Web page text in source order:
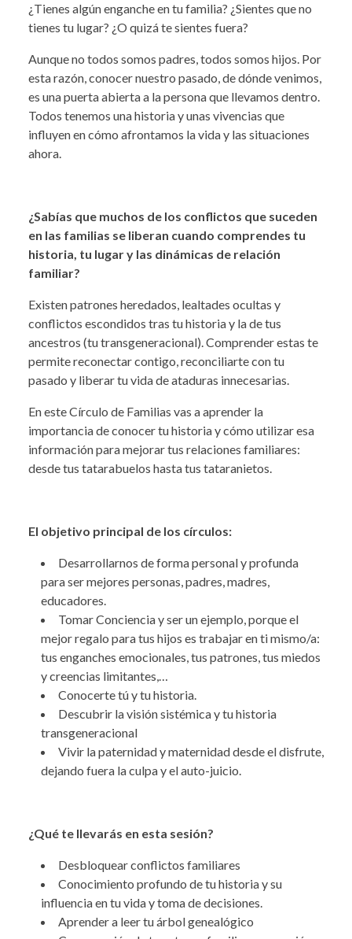
¿Tienes algún enganche en tu familia? ¿Sientes que no
tienes tu lugar? ¿O quizá te sientes fuera?
Aunque no todos somos padres, todos somos hijos. Por
esta razón, conocer nuestro pasado, de dónde venimos,
es una puerta abierta a la persona que llevamos dentro.
Todos tenemos una historia y unas vivencias que
influyen en cómo afrontamos la vida y las situaciones
ahora.
¿Sabías que muchos de los conflictos que suceden
en las familias se liberan cuando comprendes tu
historia, tu lugar y las dinámicas de relación
familiar?
Existen patrones heredados, lealtades ocultas y
conflictos escondidos tras tu historia y la de tus
ancestros (tu transgeneracional). Comprender estas te
permite reconectar contigo, reconciliarte con tu
pasado y liberar tu vida de ataduras innecesarias.
En este Círculo de Familias vas a aprender la
importancia de conocer tu historia y cómo utilizar esa
información para mejorar tus relaciones familiares:
desde tus tatarabuelos hasta tus tataranietos.
El objetivo principal de los círculos:
Desarrollarnos de forma personal y profunda
para ser mejores personas, padres, madres,
educadores.
Tomar Conciencia y ser un ejemplo, porque el
mejor regalo para tus hijos es trabajar en ti mismo/a:
tus enganches emocionales, tus patrones, tus miedos
y creencias limitantes,…
Conocerte tú y tu historia.
Descubrir la visión sistémica y tu historia
transgeneracional
Vivir la paternidad y maternidad desde el disfrute,
dejando fuera la culpa y el auto-juicio.
¿Qué te llevarás en esta sesión?
Desbloquear conflictos familiares
Conocimiento profundo de tu historia y su
influencia en tu vida y toma de decisiones.
Aprender a leer tu árbol genealógico